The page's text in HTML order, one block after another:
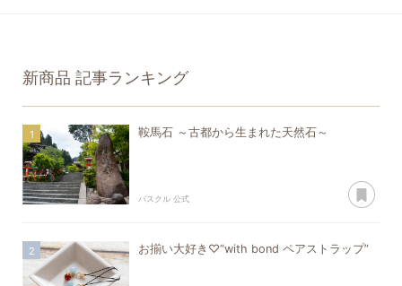
新商品 記事ランキング
鞍馬石 ～古都から生まれた天然石～
パスクル 公式
お揃い大好き♡“with bond ペアストラップ”